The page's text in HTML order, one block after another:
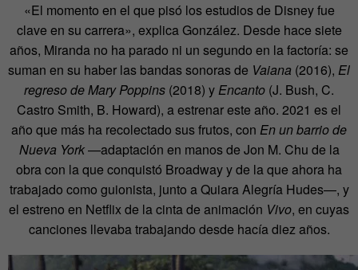
«El momento en el que pisó los estudios de Disney fue
clave en su carrera», explica González. Desde hace siete
años, Miranda no ha parado ni un segundo en la factoría: se
suman en su haber las bandas sonoras de Vaiana (2016), El
regreso de Mary Poppins (2018) yEncanto (J. Bush, C.
Castro Smith, B. Howard), a estrenar este año. 2021 es el
año que más ha recolectado sus frutos, con En un barrio de
Nueva York—adaptación en manos de Jon M. Chu de la
obra con la que conquistó Broadway y de la que ahora ha
trabajado como guionista, junto a Quiara Alegría Hudes—, y
el estreno en Netflix de la cinta de animación Vivo, en cuyas
canciones llevaba trabajando desde hacía diez años.